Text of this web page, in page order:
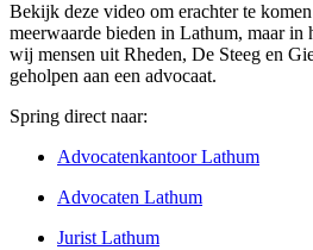
Bekijk deze video om erachter te
meerwaarde bieden in Lathum, maar in
wij mensen uit Rheden, De Steeg en
geholpen aan een advocaat.
Spring direct naar:
Advocatenkantoor Lathum
Advocaten Lathum
Jurist Lathum